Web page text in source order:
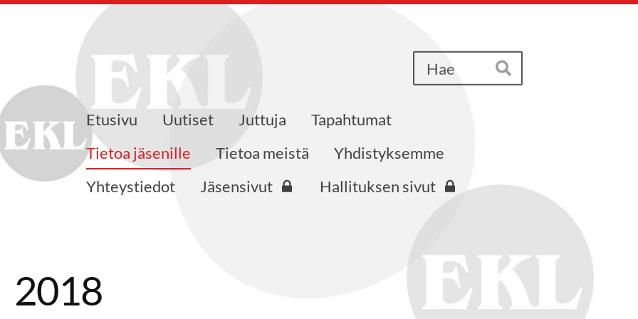
Hae
Varsinais-Suomen piiri ry
Etusivu Uutiset Juttuja
Tapahtumat
Tietoa jäsenille
Tietoa meistä
Yhdistyksemme
Yhteystiedot
Jäsensivut Hallituksen sivut
2018